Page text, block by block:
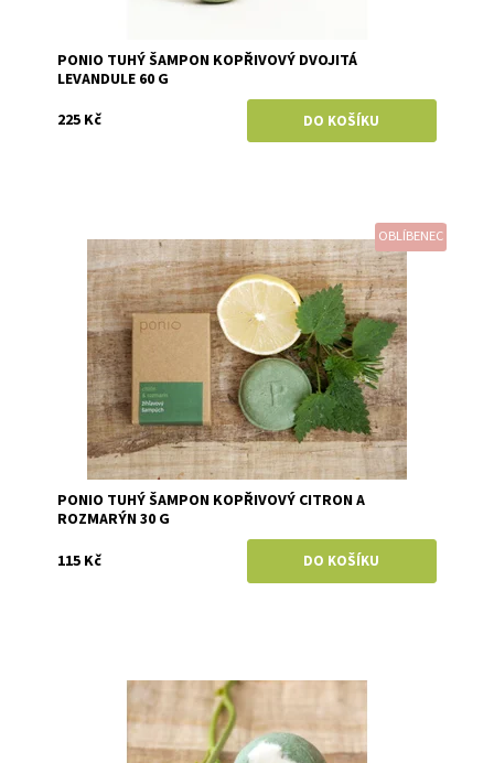
PONIO TUHÝ ŠAMPON KOPŘIVOVÝ DVOJITÁ
LEVANDULE 60 G
225 Kč
OBLÍBENEC
Dostupnost:
Skladem
Značka:
Ponio
PONIO TUHÝ ŠAMPON KOPŘIVOVÝ CITRON A
ROZMARÝN 30 G
115 Kč
Dostupnost:
Skladem